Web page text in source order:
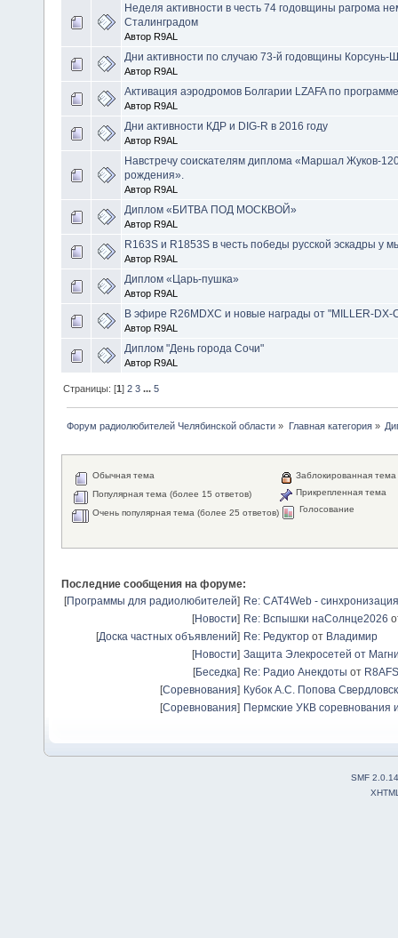
Неделя активности в честь 74 годовщины рагрома
Сталинградом
Автор R9AL
Дни активности по случаю 73-й годовщины Корсунь-
Автор R9AL
Активация аэродромов Болгарии LZAFA по
Автор R9AL
Дни активности КДР и DIG-R в 2016 году
Автор R9AL
Навстречу соискателям диплома «Маршал Жуков-
рождения».
Автор R9AL
Диплом «БИТВА ПОД МОСКВОЙ»
Автор R9AL
R163S и R1853S в честь победы русской эскадры у
Автор R9AL
Диплом «Царь-пушка»
Автор R9AL
В эфире R26MDXC и новые награды от "MILLER-DX-
Автор R9AL
Диплом "День города Сочи"
Автор R9AL
Страницы: [1]2 3 ...5
Форум радиолюбителей Челябинской области » Главная категория»
Обычная тема
Популярная тема (более 15 ответов)
Очень популярная тема (более 25 ответов)
Заблокированная тема
Прикрепленная тема
Голосование
Последние сообщения на форуме:
[Программы для радиолюбителей] Re: CAT4Web -
[Новости] Re: Вспышки наСолнце2026
[Доска частных объявлений] Re: Редуктор от Владимир
[Новости] Защита Элекросетей от
[Беседка] Re: Радио Анекдоты от R8AFS
[Соревнования] Кубок А.С. Попова
[Соревнования] Пермские УКВ соревнования
SMF 2.0.14